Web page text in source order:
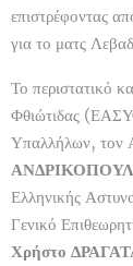
επιστρέφοντας
για το ματς
Το περιστατικό
Φθιώτιδας
Υπαλλήλων, τον
Ελληνικής
Γενικό
Χρήστο